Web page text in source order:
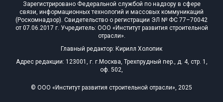
Зарегистрировано Федеральной службой по надзору в сфере
связи, информационных технологий и массовых коммуникаций
(Роскомнадзор). Свидетельство о регистрации ЭЛ № ФС 77–70042
от 07.06.2017 г. Учредитель: ООО «Институт развития строительной
отрасли».
Главный редактор: Кирилл Холопик
Адрес редакции: 123001, г. г.Москва, Трехпрудный пер., д. 4, стр. 1,
оф. 502,
© ООО «Институт развития строительной отрасли», 2025